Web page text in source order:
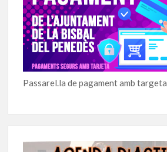
Passarel.la de pagament amb targeta